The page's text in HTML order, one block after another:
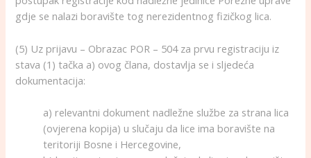
gdje se nalazi boravište tog nerezidentnog fizičkog lica.
(5) Uz prijavu – Obrazac POR – 504 za prvu registraciju iz
stava (1) tačka a) ovog člana, dostavlja se i sljedeća
dokumentacija:
a) relevantni dokument nadležne službe za strana lica
(ovjerena kopija) u slučaju da lice ima boravište na
teritoriji Bosne i Hercegovine,